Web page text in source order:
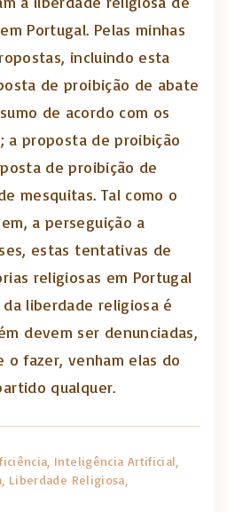
Portugal. Pelas minhas
incluindo esta
de proibição de abate
de acordo com os
a proposta de proibição
de proibição de
mesquitas. Tal como o
a perseguição a
estas tentativas de
religiosas em Portugal
liberdade religiosa é
devem ser denunciadas,
o fazer, venham elas do
qualquer.
Inteligência Artificial
Liberdade Religiosa